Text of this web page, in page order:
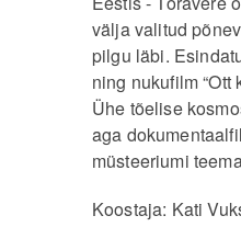
välja valitud
pilgu läbi.
ning nukufilm
Ühe tõelise
aga
müsteeriumi
Koostaja: Kati